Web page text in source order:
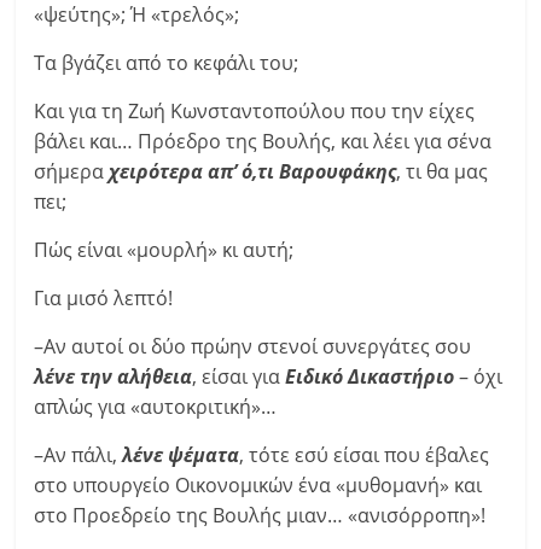
«ψεύτης»; Ή «τρελός»;
Τα βγάζει από το κεφάλι του;
Και για τη Ζωή Κωνσταντοπούλου που την είχες
βάλει και… Πρόεδρο της Βουλής, και λέει για σένα
σήμερα χειρότερα απ’ ό,τι Βαρουφάκης, τι θα μας
πει;
Πώς είναι «μουρλή» κι αυτή;
Για μισό λεπτό!
–Αν αυτοί οι δύο πρώην στενοί συνεργάτες σου
λένε την αλήθεια, είσαι γιαΕιδικό Δικαστήριο– όχι
απλώς για «αυτοκριτική»…
–Αν πάλι,λένε ψέματα, τότε εσύ είσαι που έβαλες
στο υπουργείο Οικονομικών ένα «μυθομανή» και
στο Προεδρείο της Βουλής μιαν… «ανισόρροπη»!